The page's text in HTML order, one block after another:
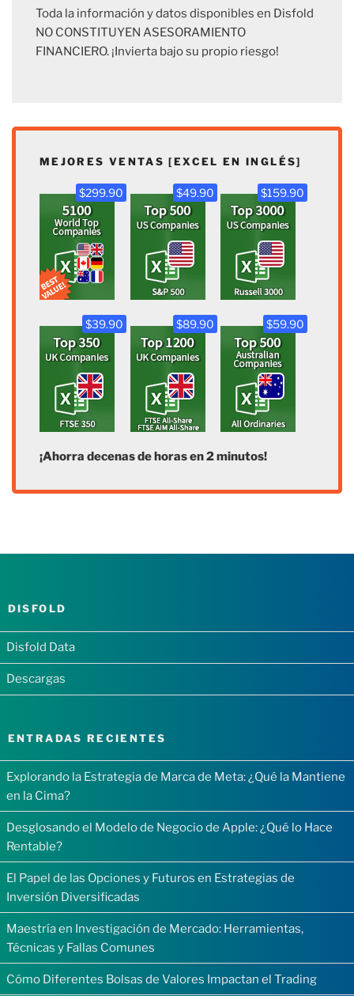
Toda la información y datos disponibles en Disfold
NO CONSTITUYEN ASESORAMIENTO
FINANCIERO. ¡Invierta bajo su propio riesgo!
MEJORES VENTAS [EXCEL EN INGLÉS]
$299.90 $49.90 $159.90
$39.90 $89.90 $59.90
¡Ahorra decenas de horas en 2 minutos!
DISFOLD
Disfold Data
Descargas
ENTRADAS RECIENTES
Explorando la Estrategia de Marca de Meta: ¿Qué la Mantiene
en la Cima?
Desglosando el Modelo de Negocio de Apple: ¿Qué lo Hace
Rentable?
El Papel de las Opciones y Futuros en Estrategias de
Inversión Diversificadas
Maestría en Investigación de Mercado: Herramientas,
Técnicas y Fallas Comunes
Cómo Diferentes Bolsas de Valores Impactan el Trading